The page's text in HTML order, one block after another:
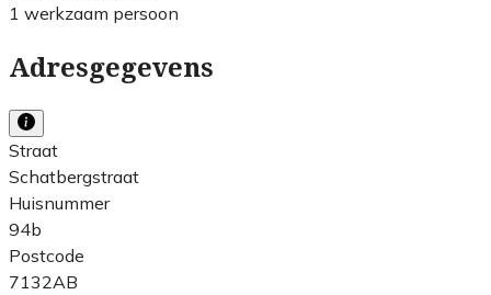
1 werkzaam persoon
Adresgegevens
Straat
Schatbergstraat
Huisnummer
94b
Postcode
7132AB